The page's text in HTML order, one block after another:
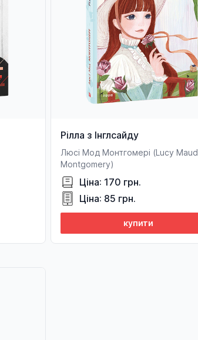
Рілла з Інглсайду
Люсі Мод Монтгомері (Lucy Maud
Montgomery)
Ціна: 170 грн.
Ціна: 85 грн.
купити